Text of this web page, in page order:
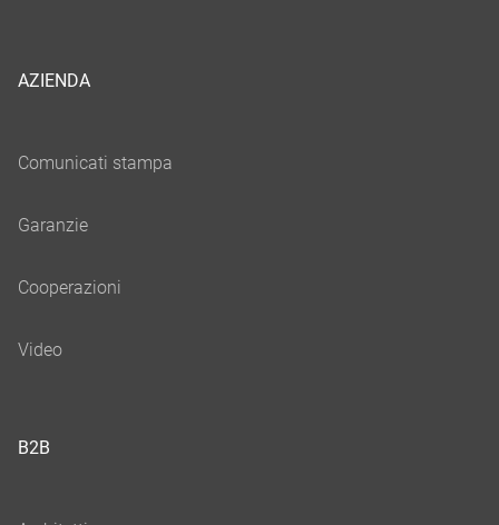
AZIENDA
B2B